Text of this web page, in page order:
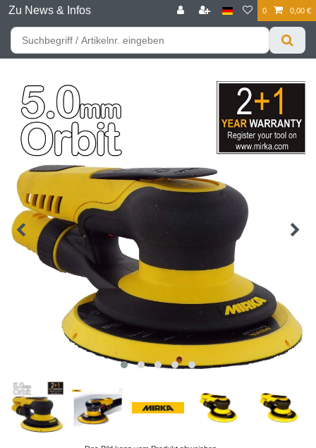
Zu News & Infos 0 0,00 €
Für bessere Preise HIER registrieren!